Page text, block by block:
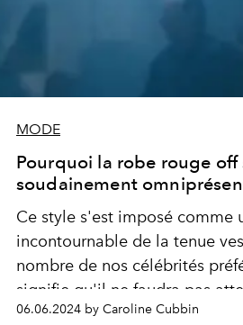
MODE
Pourquoi la robe rouge
soudainement
Ce style s'est imposé comme
incontournable de la tenue
nombre de nos célébrités
signifie qu'il ne faudra pas
avant qu'il ne devienne une
06.06.2024 by Caroline Cubbin